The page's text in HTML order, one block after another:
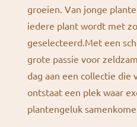
groeien. Van jonge
iedere plant wordt met
geselecteerd.Met een
grote passie voor
dag aan een collectie die
ontstaat een plek waar
plantengeluk